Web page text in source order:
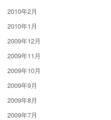
2010年2月
2010年1月
2009年12月
2009年11月
2009年10月
2009年9月
2009年8月
2009年7月